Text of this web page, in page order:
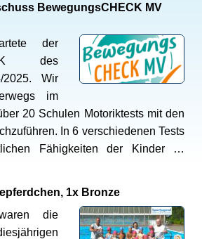
BewegungsCHECK MV
der
des
2025. Wir
im
20 Schulen Motoriktests mit den
In 6 verschiedenen Tests
Fähigkeiten der Kinder …
1x Bronze
die